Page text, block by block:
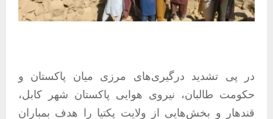
در پی تشدید درگیری‌های مرزی میان پاکستان و
حکومت طالبان، نیروی هوایی پاکستان شهر کابل،
قندهار و بخش‌هایی از ولایت پکتیا را هدف بمباران